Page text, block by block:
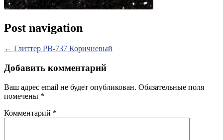
Post navigation
← Глиттер PB-737 Коричневый
Добавить комментарий
Ваш адрес email не будет опубликован. Обязательные поля
помечены *
Комментарий *